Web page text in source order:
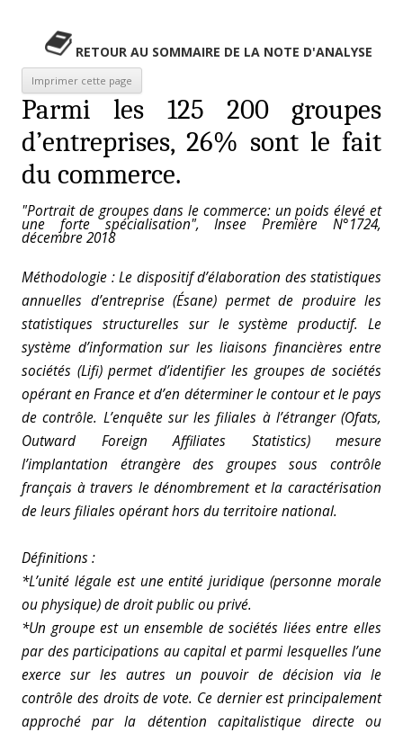
RETOUR AU SOMMAIRE DE LA NOTE D'ANALYSE
Parmi les 125 200 groupes
d’entreprises, 26% sont le fait
du commerce.
"Portrait de groupes dans le commerce: un poids élevé et
une forte spécialisation", Insee Première N°1724,
décembre 2018
Méthodologie : Le dispositif d’élaboration des statistiques
annuelles d’entreprise (Ésane) permet de produire les
statistiques structurelles sur le système productif. Le
système d’information sur les liaisons financières entre
sociétés (Lifi) permet d’identifier les groupes de sociétés
opérant en France et d’en déterminer le contour et le pays
de contrôle. L’enquête sur les filiales à l’étranger (Ofats,
Outward Foreign Affiliates Statistics) mesure
l’implantation étrangère des groupes sous contrôle
français à travers le dénombrement et la caractérisation
de leurs filiales opérant hors du territoire national.
Définitions :
*L’unité légale est une entité juridique (personne morale
ou physique) de droit public ou privé.
*Un groupe est un ensemble de sociétés liées entre elles
par des participations au capital et parmi lesquelles l’une
exerce sur les autres un pouvoir de décision via le
contrôle des droits de vote. Ce dernier est principalement
approché par la détention capitalistique directe ou